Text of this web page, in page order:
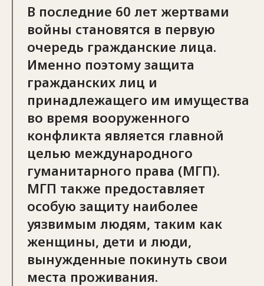
В последние 60 лет жертвами
войны становятся в первую
очередь гражданские лица.
Именно поэтому защита
гражданских лиц и
принадлежащего им имущества
во время вооруженного
конфликта является главной
целью международного
гуманитарного права (МГП).
МГП также предоставляет
особую защиту наиболее
уязвимым людям, таким как
женщины, дети и люди,
вынужденные покинуть свои
места проживания.